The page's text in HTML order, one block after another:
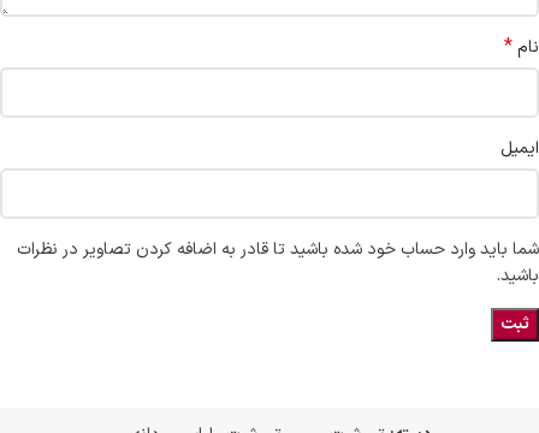
نام*
ایمیل
شما باید وارد حساب خود شده باشید تا قادر به اضافه کردن تصاویر در نظرات
باشید.